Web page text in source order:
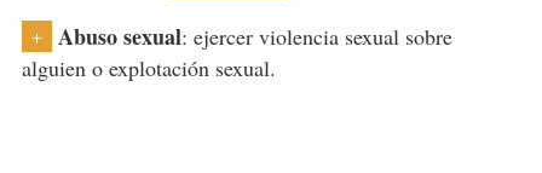
+ Abuso sexual: ejercer violencia sexual sobre
alguien o explotación sexual.